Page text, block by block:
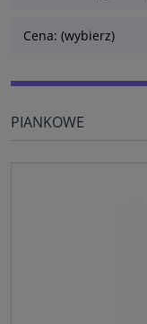
Cena: (wybierz)
PIANKOWE